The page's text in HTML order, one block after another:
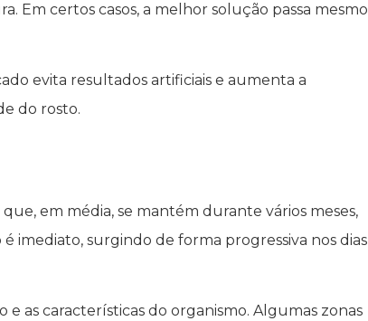
Em certos casos, a melhor solução passa mesmo
evita resultados artificiais e aumenta a
do rosto.
em média, se mantém durante vários meses,
imediato, surgindo de forma progressiva nos dias
as características do organismo. Algumas zonas